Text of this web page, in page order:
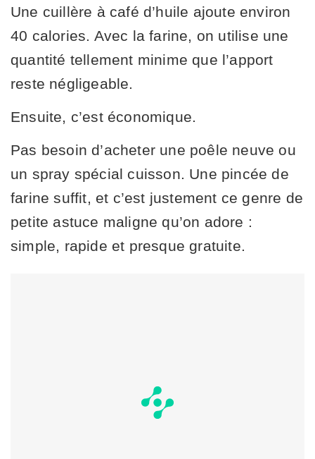
Une cuillère à café d’huile ajoute environ
40 calories. Avec la farine, on utilise une
quantité tellement minime que l’apport
reste négligeable.
Ensuite, c’est économique.
Pas besoin d’acheter une poêle neuve ou
un spray spécial cuisson. Une pincée de
farine suffit, et c’est justement ce genre de
petite astuce maligne qu’on adore :
simple, rapide et presque gratuite.